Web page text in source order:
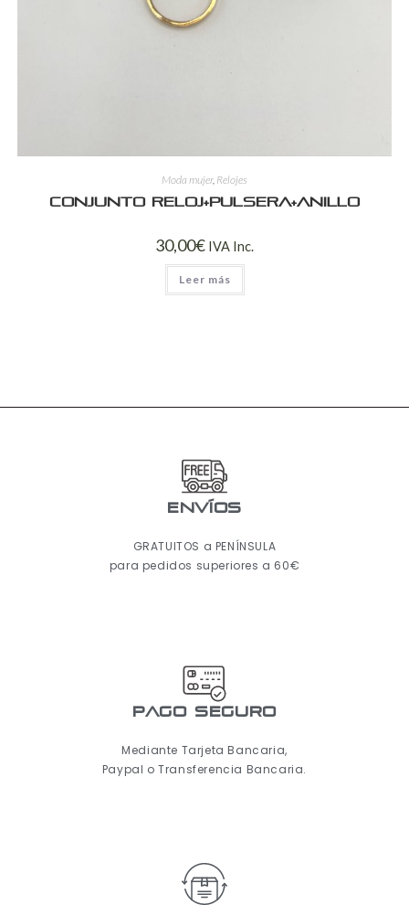
Moda mujer, Relojes
Conjunto reloj+pulsera+anillo
30,00€ IVA Inc.
Leer más
ENVÍOS
GRATUITOS a PENÍNSULA
para pedidos superiores a 60€
pago seguro
Mediante Tarjeta Bancaria,
Paypal o Transferencia Bancaria.